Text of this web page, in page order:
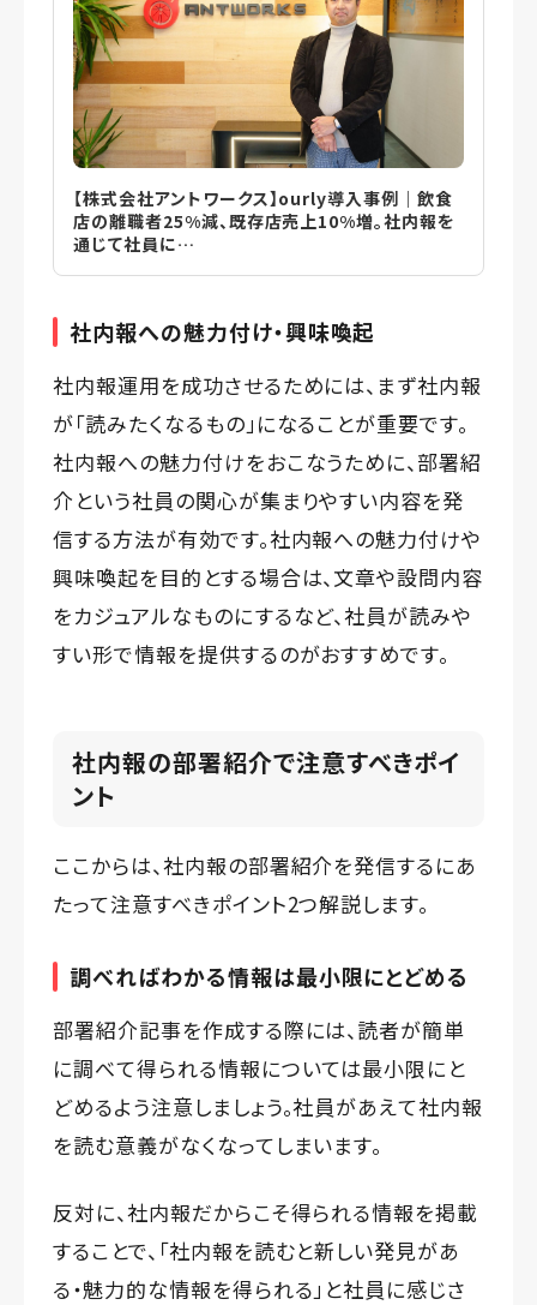
【株式会社アントワークス】ourly導入事例｜飲食
店の離職者25%減、既存店売上10%増。社内報を
通じて社員に…
社内報への魅力付け・興味喚起
社内報運用を成功させるためには、まず社内報
が「読みたくなるもの」になることが重要です。
社内報への魅力付けをおこなうために、部署紹
介という社員の関心が集まりやすい内容を発
信する方法が有効です。社内報への魅力付けや
興味喚起を目的とする場合は、文章や設問内容
をカジュアルなものにするなど、社員が読みや
すい形で情報を提供するのがおすすめです。
社内報の部署紹介で注意すべきポイ
ント
ここからは、社内報の部署紹介を発信するにあ
たって注意すべきポイント2つ解説します。
調べればわかる情報は最小限にとどめる
部署紹介記事を作成する際には、読者が簡単
に調べて得られる情報については最小限にと
どめるよう注意しましょう。社員があえて社内報
を読む意義がなくなってしまいます。
反対に、社内報だからこそ得られる情報を掲載
することで、「社内報を読むと新しい発見があ
る・魅力的な情報を得られる」と社員に感じさ